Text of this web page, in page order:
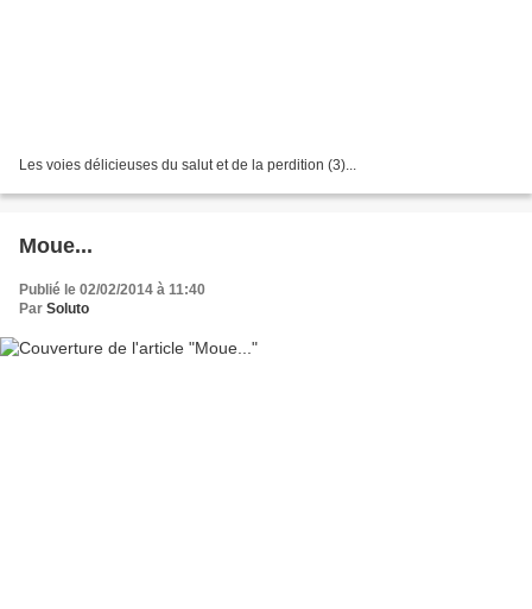
Les voies délicieuses du salut et de la perdition (3)...
Moue...
Publié le 02/02/2014 à 11:40
Par Soluto